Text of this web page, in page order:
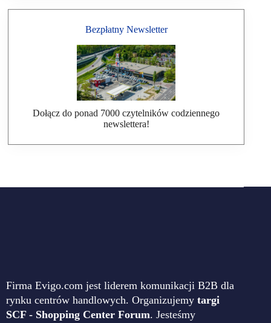
Bezpłatny Newsletter
Dołącz do ponad 7000 czytelników codziennego
newslettera!
Firma Evigo.com jest liderem komunikacji B2B dla
rynku centrów handlowych. Organizujemy targi
SCF - Shopping Center Forum. Jesteśmy